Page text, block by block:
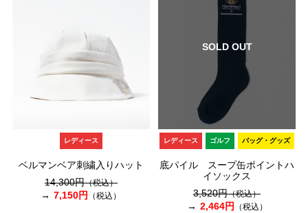
レディース
ベルマンベア刺繍入りハット
14,300円（税込）
7,150円 （税込）
SOLD OUT
レディース ゴルフ バッグ・グッズ
底パイル スープ缶ポイントハ
イソックス
3,520円（税込）
2,464円 （税込）